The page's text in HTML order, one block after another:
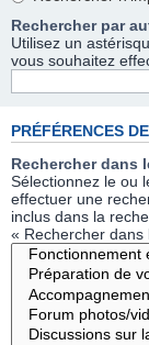
Rechercher par
Utilisez un
vous souhaitez
PRÉFÉRENCES
Rechercher dans
Sélectionnez le ou
effectuer une
inclus dans la
« Rechercher dans